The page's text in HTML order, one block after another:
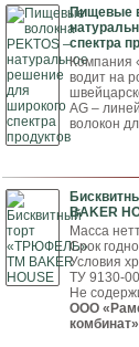
Пищевые
спектра
Компания
водит на
AG –
волокон
BAKER
Масса
Срок
Условия
ТУ 9130-
Не
ООО
комбинат»